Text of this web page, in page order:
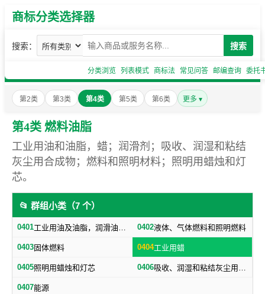
商标分类选择器
搜索： 搜索
分类浏览 列表模式 商标法 常见问答 邮编查询 委托
第2类 第3类 第4类 第5类 第6类 更多 ▾
第4类 燃料油脂
工业用油和油脂，蜡；润滑剂；吸收、润湿和粘结
灰尘用合成物；燃料和照明材料；照明用蜡烛和灯
芯。
📂 群组小类（7 个）
0401 工业用油及油脂，润滑油，润滑剂（不包括燃料用油） 0402液体、气体燃料和照明燃料
0403固体燃料 0404工业用蜡
0405照明用蜡烛和灯芯 0406 吸收、润湿和粘结灰尘用合成物
0407能源